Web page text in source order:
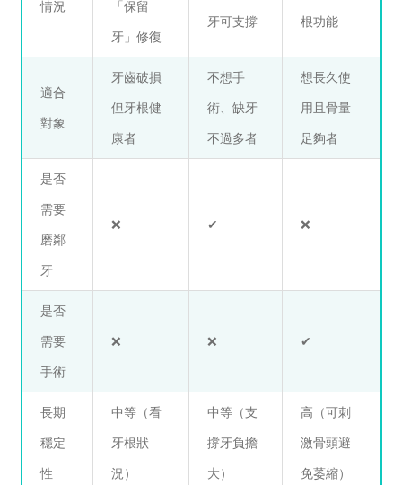
情況 「保留
牙」修復
牙可支撐 根功能
適合
對象
牙齒破損
但牙根健
康者
不想手
術、缺牙
不過多者
想長久使
用且骨量
足夠者
是否
需要
磨鄰
牙
❌ ✔️ ❌
是否
需要
手術
❌ ❌ ✔️
長期
穩定
性
中等（看
牙根狀
況）
中等（支
撐牙負擔
大）
高（可刺
激骨頭避
免萎縮）